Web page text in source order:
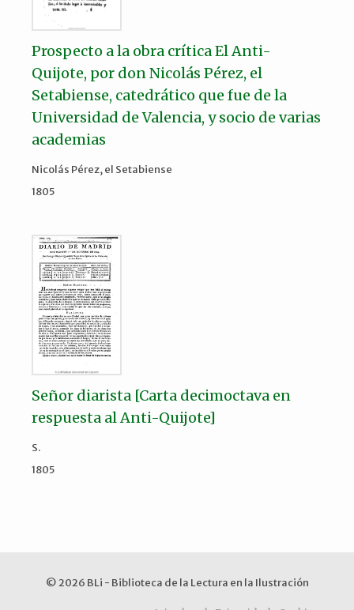
Prospecto a la obra crítica El Anti-
Quijote, por don Nicolás Pérez, el
Setabiense, catedrático que fue de la
Universidad de Valencia, y socio de varias
academias
Nicolás Pérez, el Setabiense
1805
Señor diarista [Carta decimoctava en
respuesta al Anti-Quijote]
S.
1805
© 2026 BLi - Biblioteca de la Lectura en la Ilustración